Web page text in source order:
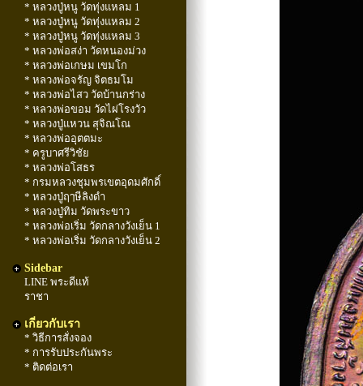
* หลวงปู่หนู วัดทุ่งแหลม 1
* หลวงปู่หนู วัดทุ่งแหลม 2
* หลวงปู่หนู วัดทุ่งแหลม 3
* หลวงพ่อสง่า วัดหนองม่วง
* หลวงพ่อเกษม เขมโก
* หลวงพ่อจรัญ จิตธมโม
* หลวงพ่อไสว วัดบ้านกร่าง
* หลวงพ่อขอม วัดไผ่โรงวัว
* หลวงปู่แหวน สุจิณโณ
* หลวงพ่ออุตตมะ
* ครูบาศรีวิชัย
* หลวงพ่อโสธร
* กรมหลวงชุมพรเขตอุดมศักดิ์
* หลวงปู่ฤๅษีลิงดำ
* หลวงปู่ทิม วัดพระขาว
* หลวงพ่อเริ่ม วัดกลางวังเย็น 1
* หลวงพ่อเริ่ม วัดกลางวังเย็น 2
Sidebar
LINE พระดีแท้
ราชา
เกี่ยวกับเรา
* วิธีการสั่งจอง
* การรับประกันพระ
* ติดต่อเรา